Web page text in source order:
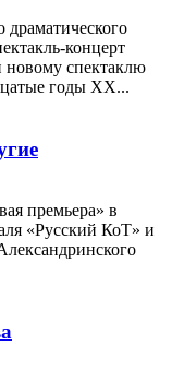
концерт
новому спектаклю
годы XX...
премьера» в
«Русский КоТ» и